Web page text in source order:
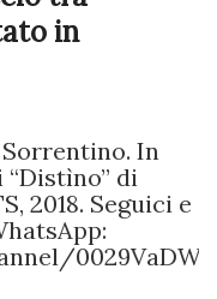
in
In
di
2018. Seguici e